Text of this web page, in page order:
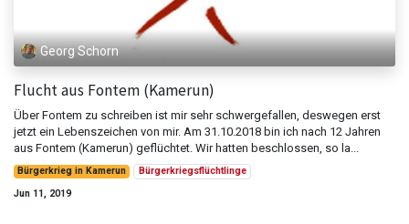
Georg Schorn
Flucht aus Fontem (Kamerun)
Über Fontem zu schreiben ist mir sehr schwergefallen, deswegen erst
jetzt ein Lebenszeichen von mir. Am 31.10.2018 bin ich nach 12 Jahren
aus Fontem (Kamerun) geflüchtet. Wir hatten beschlossen, so la...
Bürgerkrieg in Kamerun
Bürgerkriegsflüchtlinge
Jun 11, 2019